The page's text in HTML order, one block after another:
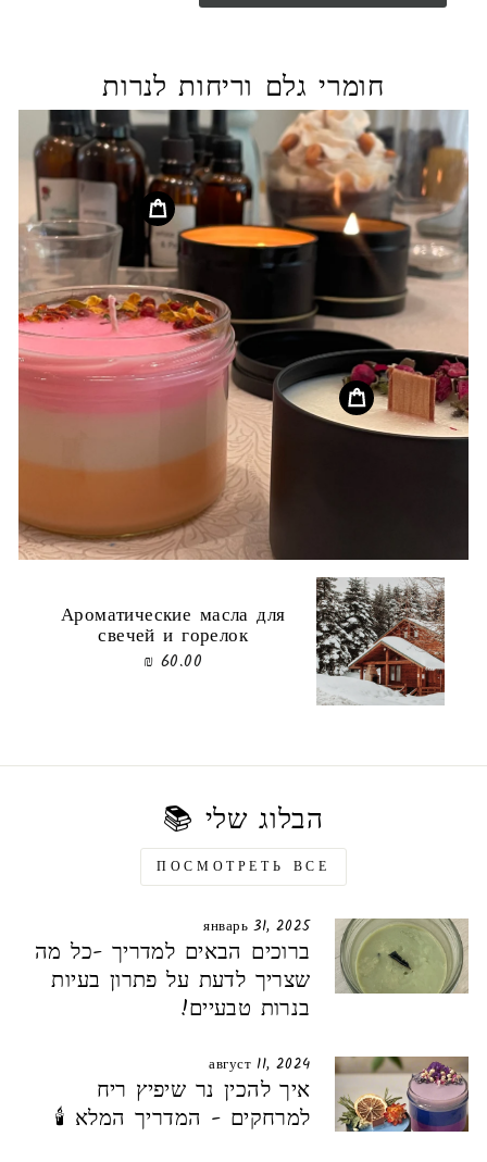
חומרי גלם וריחות לנרות
Ароматические масла для
свечей и горелок
60.00 ₪
הבלוג שלי 📚
ПОСМОТРЕТЬ ВСЕ
январь 31, 2025
ברוכים הבאים למדריך -כל מה
שצריך לדעת על פתרון בעיות
בנרות טבעיים!
август 11, 2024
איך להכין נר שיפיץ ריח
למרחקים - המדריך המלא 🕯️